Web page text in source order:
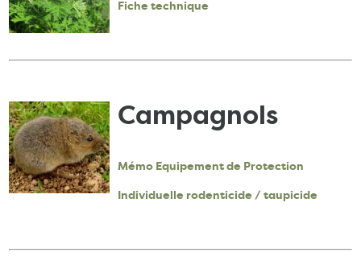
Fiche technique
Campagnols
Mémo Equipement de Protection
Individuelle rodenticide / taupicide